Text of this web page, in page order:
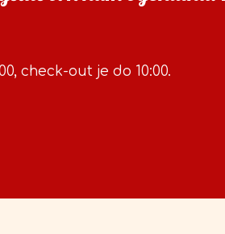
check-out je do 10:00.